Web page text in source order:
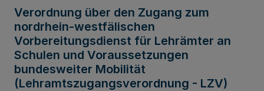
Verordnung über den Zugang zum
nordrhein-westfälischen
Vorbereitungsdienst für Lehrämter an
Schulen und Voraussetzungen
bundesweiter Mobilität
(Lehramtszugangsverordnung - LZV)